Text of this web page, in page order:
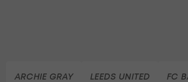
ARCHIE GRAY LEEDS UNITED FC